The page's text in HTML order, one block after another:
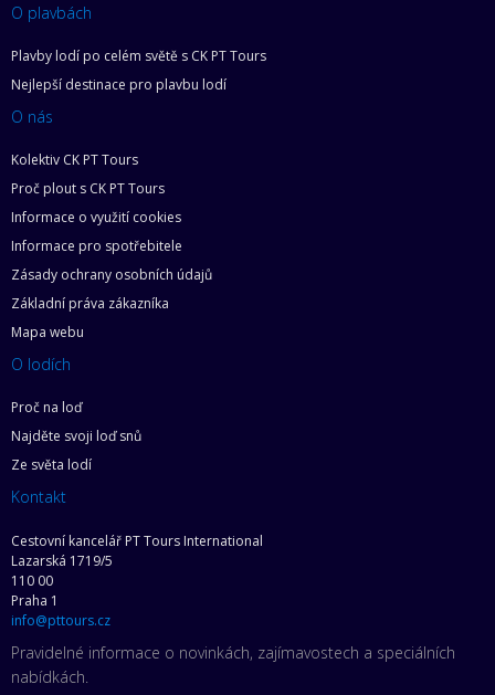
O plavbách
Plavby lodí po celém světě s CK PT Tours
Nejlepší destinace pro plavbu lodí
O nás
Kolektiv CK PT Tours
Proč plout s CK PT Tours
Informace o využití cookies
Informace pro spotřebitele
Zásady ochrany osobních údajů
Základní práva zákazníka
Mapa webu
O lodích
Proč na loď
Najděte svoji loď snů
Ze světa lodí
Kontakt
Cestovní kancelář PT Tours International
Lazarská 1719/5
110 00
Praha 1
info@pttours.cz
Pravidelné informace o novinkách, zajímavostech a speciálních
nabídkách.